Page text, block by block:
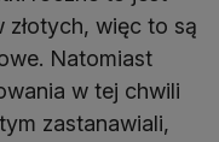
złotych, więc to są
Natomiast
w tej chwili
zastanawiali,